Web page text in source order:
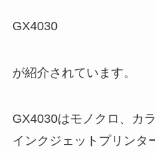
GX4030
が紹介されています。
GX4030はモノクロ、カ
インクジェットプリンタ